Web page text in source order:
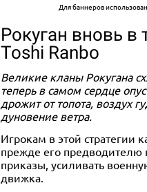
Для баннеров
Рокуган вновь в
Toshi Ranbo
Великие кланы Рокугана
теперь в самом сердце
дрожит от топота, воздух
дуновение ветра.
Игрокам в этой стратегии
прежде его предводителю
приказы, усиливать
движка.